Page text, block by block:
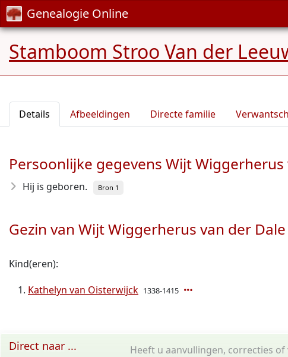
Genealogie Online
Stamboom Stroo Van der
Details Afbeeldingen Directe familie
Persoonlijke gegevens Wijt
Hij is geboren. Bron 1
Gezin van Wijt Wiggerherus van der
Kind(eren):
Kathelyn van Oisterwijck 1338-1415
Heeft u aanvullingen, correcties
Direct naar ...